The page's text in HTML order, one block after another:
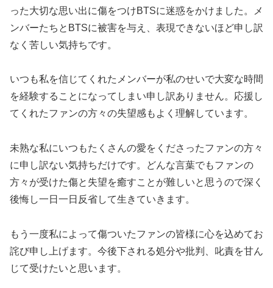
った大切な思い出に傷をつけBTSに迷惑をかけました。メ
ンバーたちとBTSに被害を与え、表現できないほど申し訳
なく苦しい気持ちです。
いつも私を信じてくれたメンバーが私のせいで大変な時間
を経験することになってしまい申し訳ありません。応援し
てくれたファンの方々の失望感もよく理解しています。
未熟な私にいつもたくさんの愛をくださったファンの方々
に申し訳ない気持ちだけです。どんな言葉でもファンの
方々が受けた傷と失望を癒すことが難しいと思うので深く
後悔し一日一日反省して生きていきます。
もう一度私によって傷ついたファンの皆様に心を込めてお
詫び申し上げます。今後下される処分や批判、叱責を甘ん
じて受けたいと思います。